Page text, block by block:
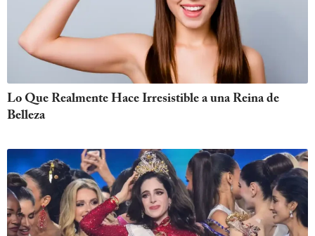
Lo Que Realmente Hace Irresistible a una Reina de
Belleza